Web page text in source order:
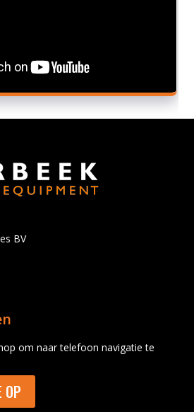
BV
om naar telefoon navigatie te
OP